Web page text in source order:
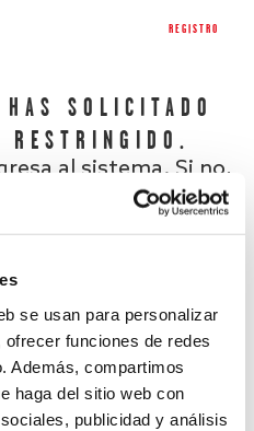
se usan para personalizar
funciones de redes
Además, compartimos
haga del sitio web con
publicidad y análisis
REGISTRO
SOLICITADO
RESTRINGIDO.
al sistema. Si no,